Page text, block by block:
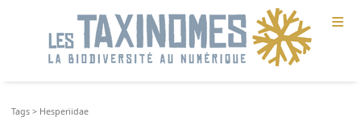
≡
Tags > Hesperiidae